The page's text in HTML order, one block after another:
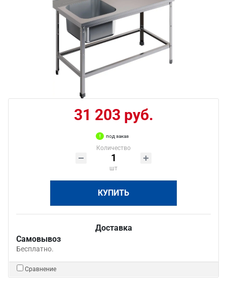
31 203 руб.
под заказ
Количество
шт
КУПИТЬ
Доставка
Самовывоз
Бесплатно.
Сравнение